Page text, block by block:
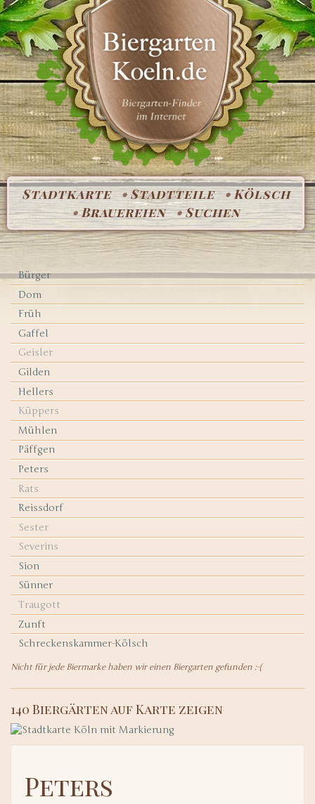
Stadtkarte Stadtteile
Kölsch
Brauereien
Suchen
Bürger
Dom
Früh
Gaffel
Geisler
Gilden
Hellers
Küppers
Mühlen
Päffgen
Peters
Rats
Reissdorf
Sester
Severins
Sion
Sünner
Traugott
Zunft
Schreckenskammer-Kölsch
Nicht für jede Biermarke haben wir einen Biergarten gefunden :-(
140 Biergärten auf Karte zeigen
Peters